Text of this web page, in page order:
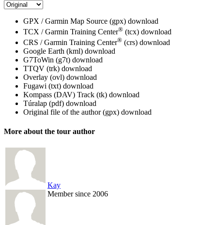
GPX / Garmin Map Source (gpx) download
TCX / Garmin Training Center® (tcx) download
CRS / Garmin Training Center® (crs) download
Google Earth (kml) download
G7ToWin (g7t) download
TTQV (trk) download
Overlay (ovl) download
Fugawi (txt) download
Kompass (DAV) Track (tk) download
Túralap (pdf) download
Original file of the author (gpx) download
More about the tour author
Kay
Member since 2006